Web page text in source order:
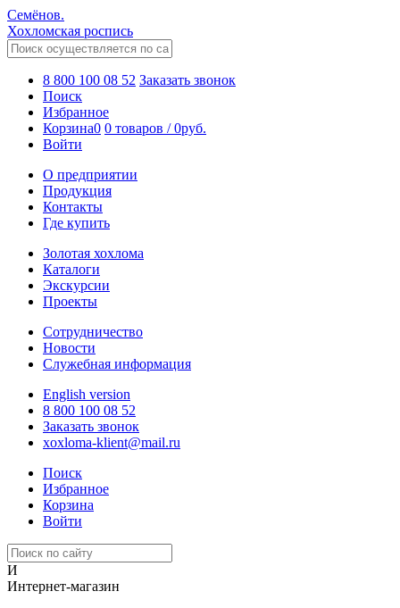
Семёнов.
Хохломская роспись
8 800 100 08 52 Заказать звонок
Поиск
Избранное
Корзина0 0 товаров /0руб.
Войти
О предприятии
Продукция
Контакты
Где купить
Золотая хохлома
Каталоги
Экскурсии
Проекты
Сотрудничество
Новости
Служебная информация
English version
8 800 100 08 52
Заказать звонок
xoxloma-klient@mail.ru
Поиск
Избранное
Корзина
Войти
И
Интернет-магазин